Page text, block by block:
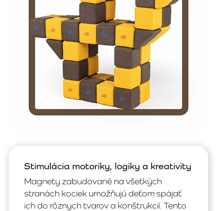
Stimulácia motoriky, logiky a kreativity
Magnety zabudované na všetkých
stranách kociek umožňujú deťom spájať
ich do rôznych tvarov a konštrukcií. Tento